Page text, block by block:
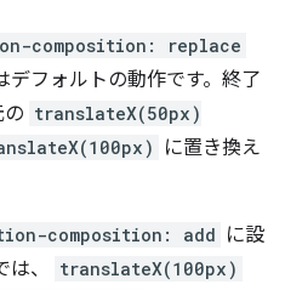
composition: replace
デフォルトの動作です。終了
の translateX(50px)
に置き換え
composition: add に設
は、
translateX(100px)